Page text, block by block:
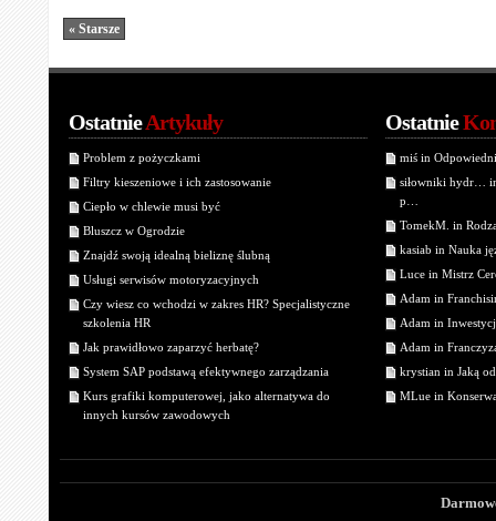
« Starsze
OstatnieArtykuły
Problem z pożyczkami
Filtry kieszeniowe i ich zastosowanie
Ciepło w chlewie musi być
Bluszcz w Ogrodzie
Znajdź swoją idealną bieliznę ślubną
Usługi serwisów motoryzacyjnych
Czy wiesz co wchodzi w zakres HR? Specjalistyczne
szkolenia HR
Jak prawidłowo zaparzyć herbatę?
System SAP podstawą efektywnego zarządzania
Kurs grafiki komputerowej, jako alternatywa do
innych kursów zawodowych
Ostatnie
miś in
siłowniki hydr…
p…
TomekM. in
kasiab in Nauka
Luce in Mistrz
Adam in
Adam in
Adam in
krystian in Jaką
MLue in